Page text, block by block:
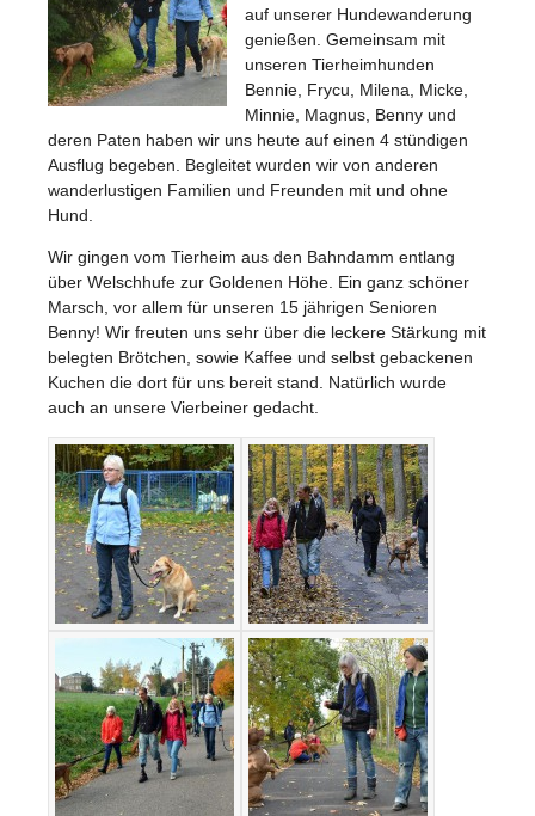
auf unserer Hundewanderung
genießen. Gemeinsam mit
unseren Tierheimhunden
Bennie, Frycu, Milena, Micke,
Minnie, Magnus, Benny und
deren Paten haben wir uns heute auf einen 4 stündigen
Ausflug begeben. Begleitet wurden wir von anderen
wanderlustigen Familien und Freunden mit und ohne
Hund.
Wir gingen vom Tierheim aus den Bahndamm entlang
über Welschhufe zur Goldenen Höhe. Ein ganz schöner
Marsch, vor allem für unseren 15 jährigen Senioren
Benny! Wir freuten uns sehr über die leckere Stärkung mit
belegten Brötchen, sowie Kaffee und selbst gebackenen
Kuchen die dort für uns bereit stand. Natürlich wurde
auch an unsere Vierbeiner gedacht.